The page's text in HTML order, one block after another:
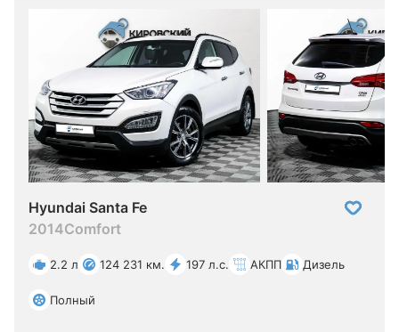
Hyundai Santa Fe
2014Comfort
2.2 л 124 231 км. 197 л.с. АКПП Дизель
Полный